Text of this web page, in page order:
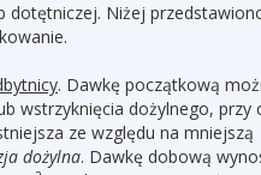
dotętniczej. Niżej
. Dawkę początkową
wstrzyknięcia dożylnego, przy
ze względu na mniejszą
dożylna. Dawkę dobową